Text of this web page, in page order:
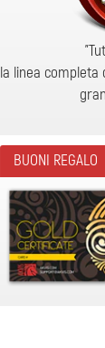
la linea completa
BUONI REGALO